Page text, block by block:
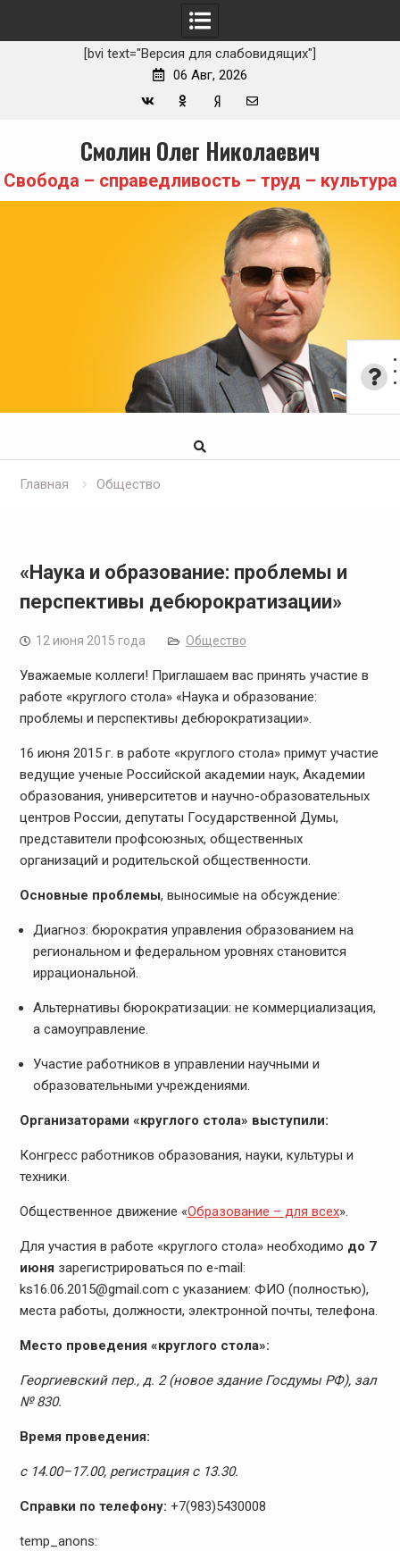
[bvi text="Версия для слабовидящих"]
06 Авг, 2026
Zen
mail
content
Смолин Олег Николаевич
Свобода – справедливость – труд – культура
Главная Общество
«Наука и образование: проблемы и
перспективы дебюрократизации»
12 июня 2015 года Общество
Уважаемые коллеги! Приглашаем вас принять участие в
работе «круглого стола» «Наука и образование:
проблемы и перспективы дебюрократизации».
16 июня 2015 г. в работе «круглого стола» примут участие
ведущие ученые Российской академии наук, Академии
образования, университетов и научно-образовательных
центров России, депутаты Государственной Думы,
представители профсоюзных, общественных
организаций и родительской общественности.
Основные проблемы, выносимые на обсуждение:
Диагноз: бюрократия управления образованием на
региональном и федеральном уровнях становится
иррациональной.
Альтернативы бюрократизации: не коммерциализация,
а самоуправление.
Участие работников в управлении научными и
образовательными учреждениями.
Организаторами «круглого стола» выступили:
Конгресс работников образования, науки, культуры и
техники.
Общественное движение «Образование – для всех».
Для участия в работе «круглого стола» необходимо до 7
июня зарегистрироваться по e-mail:
ks16.06.2015@gmail.com с указанием: ФИО (полностью),
места работы, должности, электронной почты, телефона.
Место проведения «круглого стола»:
Георгиевский пер., д. 2 (новое здание Госдумы РФ), зал
№ 830.
Время проведения:
с 14.00–17.00, регистрация с 13.30.
Справки по телефону: +7(983)5430008
temp_anons: